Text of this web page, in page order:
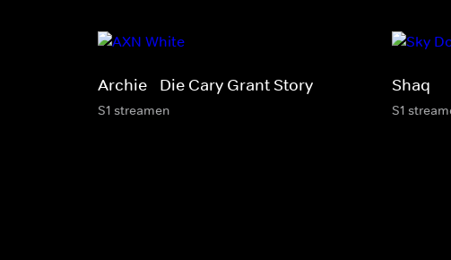
Archie - Die Cary Grant Story
S1 streamen
Shaq
S1